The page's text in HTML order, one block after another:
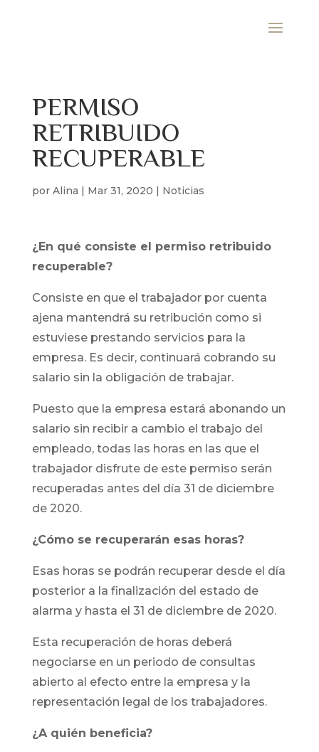
PERMISO
RETRIBUIDO
RECUPERABLE
por Alina | Mar 31, 2020 | Noticias
¿En qué consiste el permiso retribuido
recuperable?
Consiste en que el trabajador por cuenta
ajena mantendrá su retribución como si
estuviese prestando servicios para la
empresa. Es decir, continuará cobrando su
salario sin la obligación de trabajar.
Puesto que la empresa estará abonando un
salario sin recibir a cambio el trabajo del
empleado, todas las horas en las que el
trabajador disfrute de este permiso serán
recuperadas antes del día 31 de diciembre
de 2020.
¿Cómo se recuperarán esas horas?
Esas horas se podrán recuperar desde el día
posterior a la finalización del estado de
alarma y hasta el 31 de diciembre de 2020.
Esta recuperación de horas deberá
negociarse en un periodo de consultas
abierto al efecto entre la empresa y la
representación legal de los trabajadores.
¿A quién beneficia?